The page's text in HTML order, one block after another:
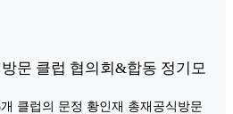
문 클럽 협의회&합동 정기모
클럽의 문정 황인재 총재공식방문